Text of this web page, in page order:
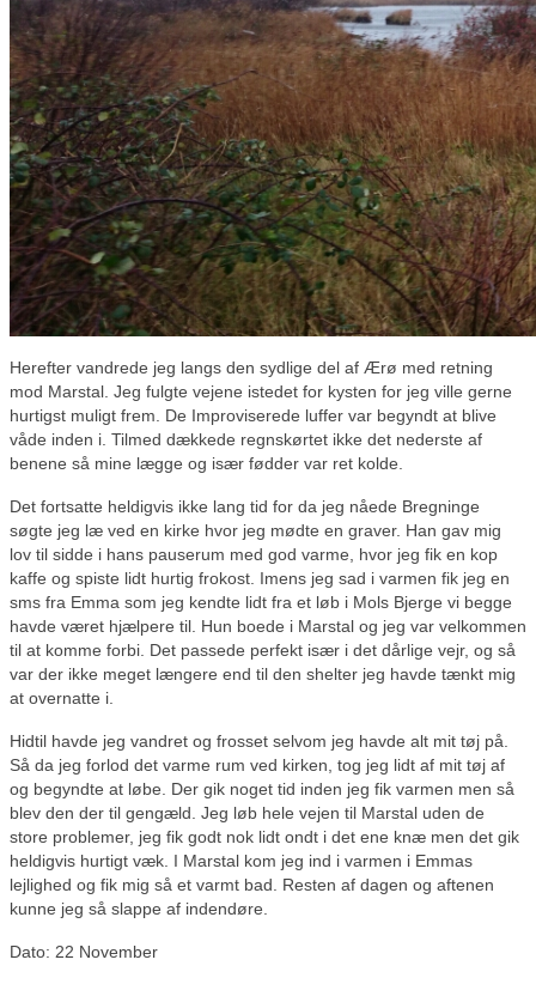
Herefter vandrede jeg langs den sydlige del af Ærø med retning
mod Marstal. Jeg fulgte vejene istedet for kysten for jeg ville gerne
hurtigst muligt frem. De Improviserede luffer var begyndt at blive
våde inden i. Tilmed dækkede regnskørtet ikke det nederste af
benene så mine lægge og især fødder var ret kolde.
Det fortsatte heldigvis ikke lang tid for da jeg nåede Bregninge
søgte jeg læ ved en kirke hvor jeg mødte en graver. Han gav mig
lov til sidde i hans pauserum med god varme, hvor jeg fik en kop
kaffe og spiste lidt hurtig frokost. Imens jeg sad i varmen fik jeg en
sms fra Emma som jeg kendte lidt fra et løb i Mols Bjerge vi begge
havde været hjælpere til. Hun boede i Marstal og jeg var velkommen
til at komme forbi. Det passede perfekt især i det dårlige vejr, og så
var der ikke meget længere end til den shelter jeg havde tænkt mig
at overnatte i.
Hidtil havde jeg vandret og frosset selvom jeg havde alt mit tøj på.
Så da jeg forlod det varme rum ved kirken, tog jeg lidt af mit tøj af
og begyndte at løbe. Der gik noget tid inden jeg fik varmen men så
blev den der til gengæld. Jeg løb hele vejen til Marstal uden de
store problemer, jeg fik godt nok lidt ondt i det ene knæ men det gik
heldigvis hurtigt væk. I Marstal kom jeg ind i varmen i Emmas
lejlighed og fik mig så et varmt bad. Resten af dagen og aftenen
kunne jeg så slappe af indendøre.
Dato: 22 November